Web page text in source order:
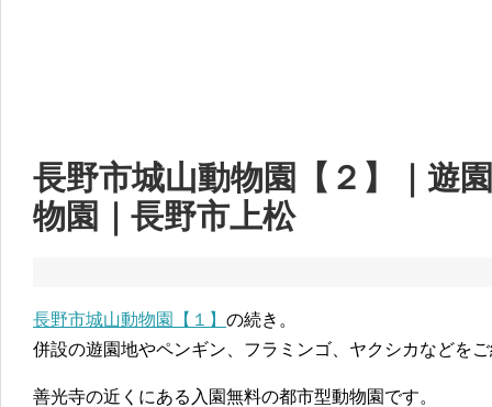
長野市城山動物園【２】｜遊
物園｜長野市上松
長野市城山動物園【１】 の続き。
併設の遊園地やペンギン、フラミンゴ、ヤクシカなどを
善光寺の近くにある入園無料の都市型動物園です。